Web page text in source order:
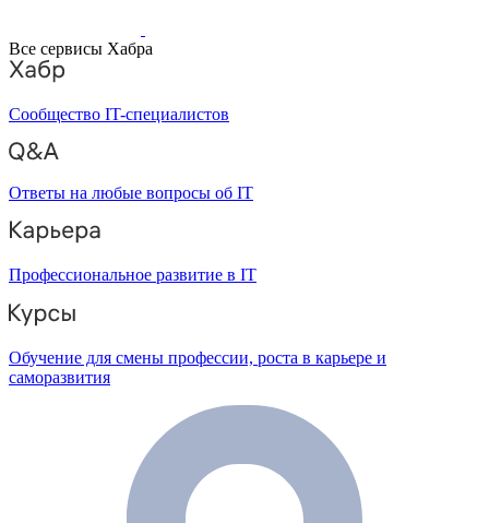
Все сервисы Хабра
Сообщество IT-специалистов
Ответы на любые вопросы об IT
Профессиональное развитие в IT
Обучение для смены профессии, роста в карьере и
саморазвития